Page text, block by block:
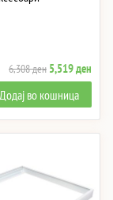
6,308ден Original
price
was:
6,308 ден.
5,519ден
price
is:
Додај во кошница